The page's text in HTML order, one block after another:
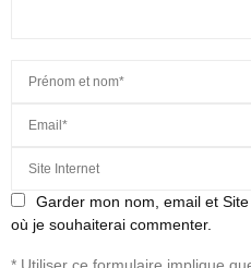
Garder mon nom, email et
où je souhaiterai commenter.